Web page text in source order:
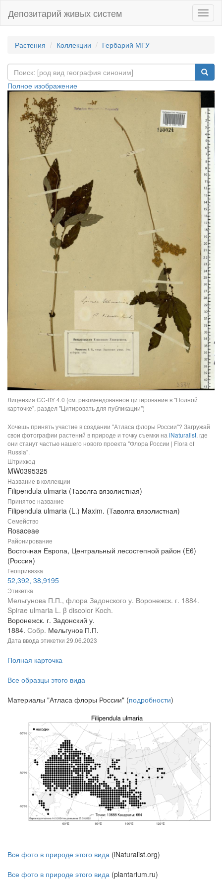
Депозитарий живых систем
Растения Коллекции Гербарий МГУ
Полное изображение
Лицензия CC-BY 4.0 (см. рекомендованное цитирование в "Полной
карточке", раздел "Цитировать для публикации")
Хочешь принять участие в создании "Атласа флоры России"? Загружай
свои фотографии растений в природе и точку съемки на iNaturalist, где
они станут частью нашего нового проекта "Флора России | Flora of
Russia".
Штрихкод
MW0395325
Название в коллекции
Filipendula ulmaria (Таволга вязолистная)
Принятое название
Filipendula ulmaria (L.) Maxim. (Таволга вязолистная)
Семейство
Rosaceae
Районирование
Восточная Европа, Центральный лесостепной район (E6)
(Россия)
Геопривязка
52,392, 38,9195
Этикетка
Мельгунова П.П., флора Задонского у. Воронежск. г. 1884.
Spirae ulmaria L. β discolor Koch.
Воронежск. г. Задонский у.
1884. Собр. Мельгунов П.П.
Дата ввода этикетки 29.06.2023
Полная карточка
Все образцы этого вида
Материалы "Атласа флоры России" (подробности)
Все фото в природе этого вида (iNaturalist.org)
Все фото в природе этого вида (plantarium.ru)